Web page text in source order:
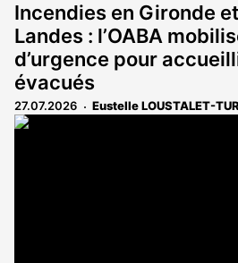
Incendies en Gironde
Landes : l’OABA
d’urgence pour
évacués
27.07.2026 Eustelle LOUSTALET-